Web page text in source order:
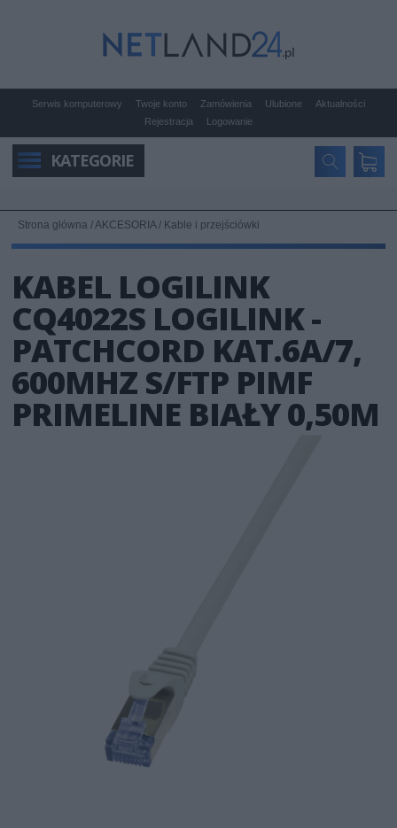
Serwis komputerowy Twoje konto Zamówienia Ulubione
Aktualności
Rejestracja
Logowanie
KATEGORIE
Strona główna /AKCESORIA/ Kable i przejściówki
KABEL LOGILINK
CQ4022S LOGILINK -
PATCHCORD KAT.6A/7,
600MHZ S/FTP PIMF
PRIMELINE BIAŁY 0,50M